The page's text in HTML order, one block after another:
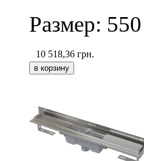
Размер: 550
10 518,36 грн.